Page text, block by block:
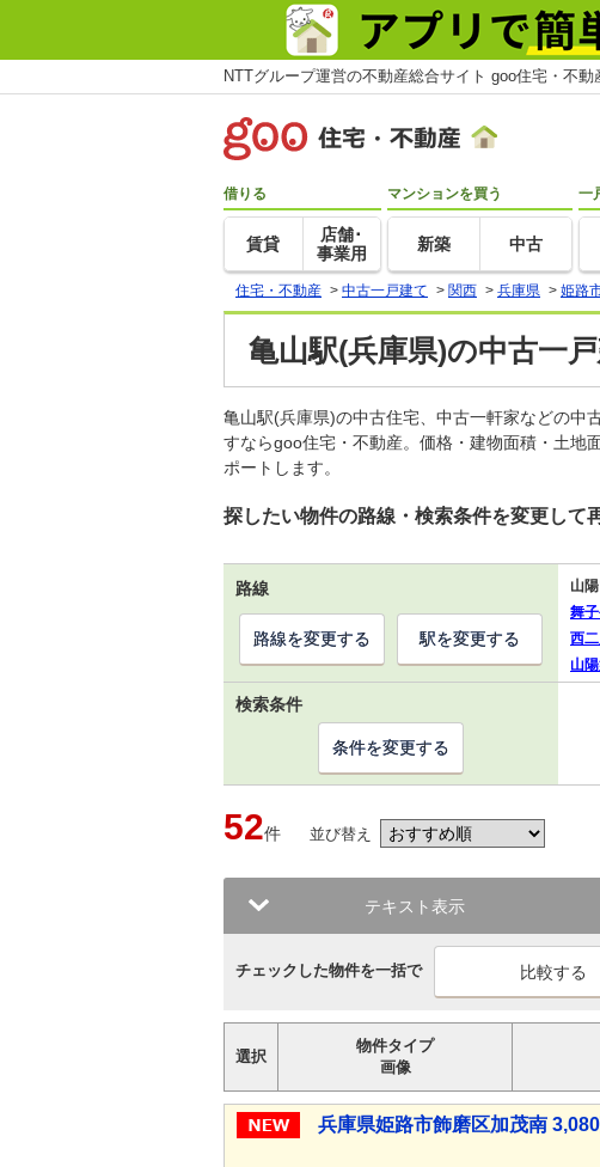
NTTグループ運営の不動産総合サイト goo住宅・不動
借りる
賃貸
店舗･
事業用
マンションを買う
新築 中古
一
住宅・不動産 > 中古一戸建て > 関西 > 兵庫県 > 姫路
亀山駅(兵庫県)の中古一
亀山駅(兵庫県)の中古住宅、中古一軒家などの中
すならgoo住宅・不動産。価格・建物面積・土地
ポートします。
探したい物件の路線・検索条件を変更して
路線 山
舞
西
山
路線を変更する 駅を変更する
検索条件
条件を変更する
52件 並び替え
テキスト表示
チェックした物件を一括で
選択
物件タイプ
画像
兵庫県姫路市飾磨区加茂南